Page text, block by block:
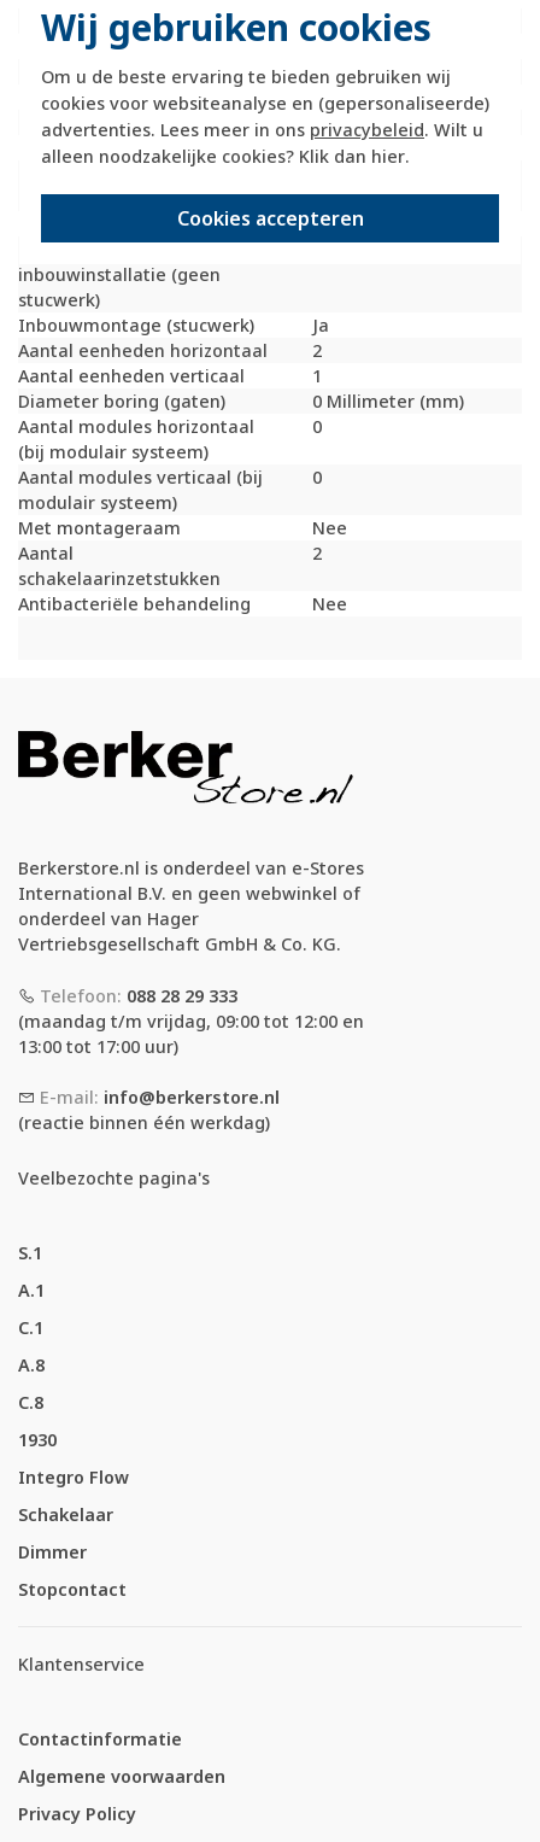
Wij gebruiken cookies
Om u de beste ervaring te bieden gebruiken wij
cookies voor websiteanalyse en (gepersonaliseerde)
advertenties. Lees meer in ons privacybeleid. Wilt u
alleen noodzakelijke cookies? Klik dan hier.
Cookies accepteren
Slagvastheid
IK05
Beschermingsgraad (IP)
IP20
Geschikt voor vloerpot
Nee
Transparant
Nee
Uitvoering oppervlakte
Mat
Geschikt voor wandgoot
Ja
inbouwinstallatie (stucwerk)
Bondige uitvoering
Nee
Geschikt voor
inbouwinstallatie (geen
stucwerk)
Ja
Inbouwmontage (stucwerk)
Ja
Aantal eenheden horizontaal
2
Aantal eenheden verticaal
1
Diameter boring (gaten)
0 Millimeter (mm)
Aantal modules horizontaal
(bij modulair systeem)
0
Aantal modules verticaal (bij
modulair systeem)
0
Met montageraam
Nee
Aantal
schakelaarinzetstukken
2
Antibacteriële behandeling Nee
Berkerstore.nl is onderdeel van e-Stores
International B.V. en geen webwinkel of
onderdeel van Hager
Vertriebsgesellschaft GmbH & Co. KG.
Telefoon: 088 28 29 333
(maandag t/m vrijdag, 09:00 tot 12:00 en
13:00 tot 17:00 uur)
E-mail: info@berkerstore.nl
(reactie binnen één werkdag)
Veelbezochte pagina's
S.1
A.1
C.1
A.8
C.8
1930
Integro Flow
Schakelaar
Dimmer
Stopcontact
Klantenservice
Contactinformatie
Algemene voorwaarden
Privacy Policy